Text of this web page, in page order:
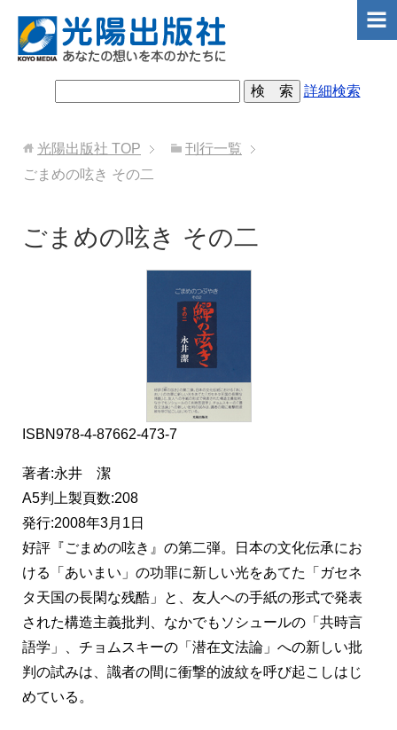
詳細検索
光陽出版社 TOP
刊行一覧
ごまめの呟き その二
ごまめの呟き その二
ISBN978-4-87662-473-7
著者:永井 潔
A5判上製頁数:208
発行:2008年3月1日
好評『ごまめの呟き』の第二弾。日本の文化伝承にお
ける「あいまい」の功罪に新しい光をあてた「ガセネ
タ天国の長閑な残酷」と、友人への手紙の形式で発表
された構造主義批判、なかでもソシュールの「共時言
語学」、チョムスキーの「潜在文法論」への新しい批
判の試みは、識者の間に衝撃的波紋を呼び起こしはじ
めている。